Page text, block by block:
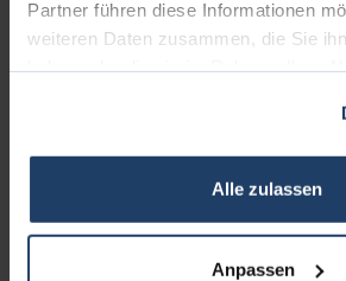
Partner führen diese Informationen
weiteren Daten zusammen, die Sie
Alle zulassen
Anpassen